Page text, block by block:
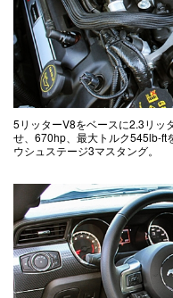
5リッターV8をベースに2.3リッ
せ、670hp、最大トルク545lb-ft
ウシュステージ3マスタング。